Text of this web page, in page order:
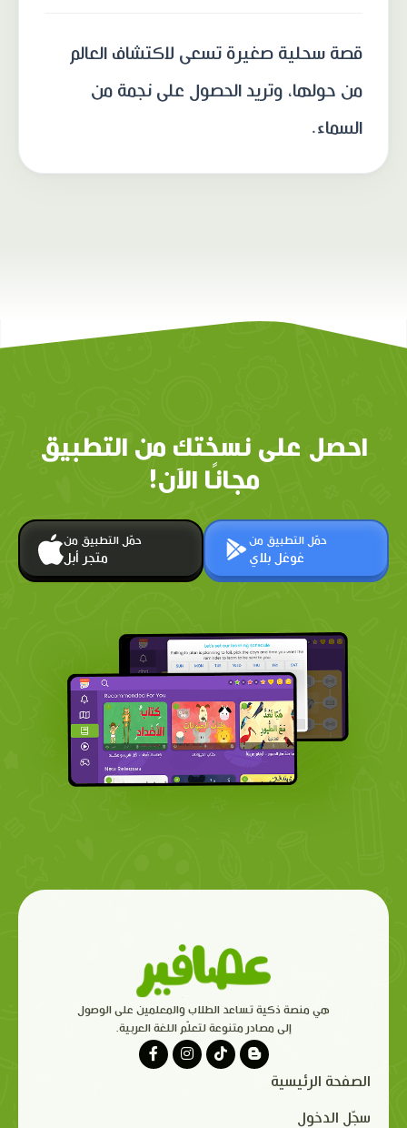
قصة سحلية صغيرة تسعى لاكتشاف العالم
من حولها، وتريد الحصول على نجمة من
السماء.
احصل على نسختك من التطبيق
مجانًا الآن!
حمّل التطبيق من
متجر أبل
حمّل التطبيق من
غوغل بلاي
هي منصة ذكية تساعد الطلاب والمعلمين على الوصول
إلى مصادر متنوعة لتعلّم اللغة العربية.
الصفحة الرئيسية
سجّل الدخول